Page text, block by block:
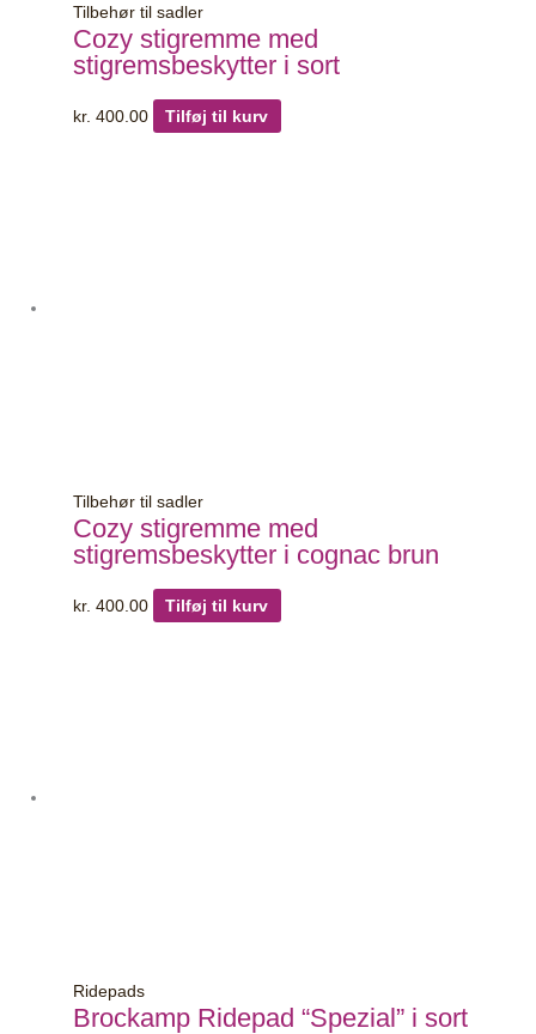
Tilbehør til sadler
Cozy stigremme med
stigremsbeskytter i sort
kr. 400.00 Tilføj til kurv
Tilbehør til sadler
Cozy stigremme med
stigremsbeskytter i cognac brun
kr. 400.00 Tilføj til kurv
Ridepads
Brockamp Ridepad “Spezial” i sort